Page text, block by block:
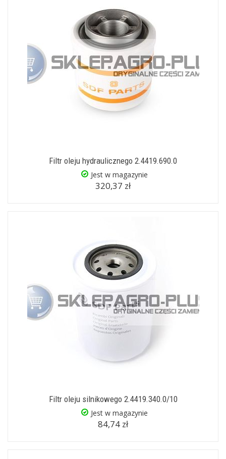
Filtr oleju hydraulicznego 2.4419.690.0
Jest w magazynie
320,37 zł
Filtr oleju silnikowego 2.4419.340.0/10
Jest w magazynie
84,74 zł